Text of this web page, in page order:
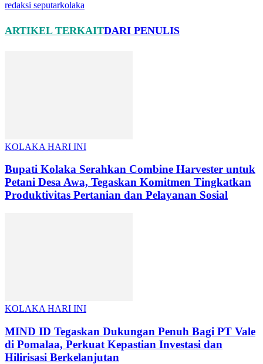
redaksi seputarkolaka
ARTIKEL TERKAITDARI PENULIS
KOLAKA HARI INI
Bupati Kolaka Serahkan Combine Harvester untuk
Petani Desa Awa, Tegaskan Komitmen Tingkatkan
Produktivitas Pertanian dan Pelayanan Sosial
KOLAKA HARI INI
MIND ID Tegaskan Dukungan Penuh Bagi PT Vale
di Pomalaa, Perkuat Kepastian Investasi dan
Hilirisasi Berkelanjutan